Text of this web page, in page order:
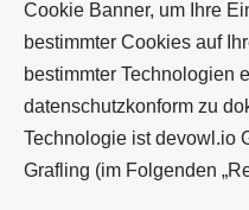
Cookie Banner, um Ihre
bestimmter Cookies auf
bestimmter Technologien
datenschutzkonform zu
Technologie ist devowl.io
Grafling (im Folgenden